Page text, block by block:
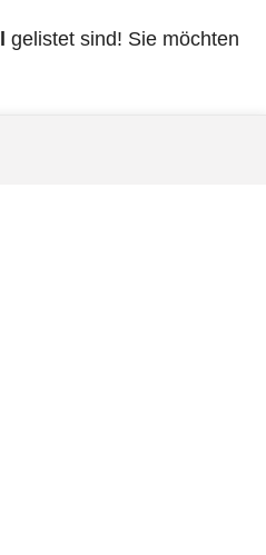
gelistet sind! Sie möchten